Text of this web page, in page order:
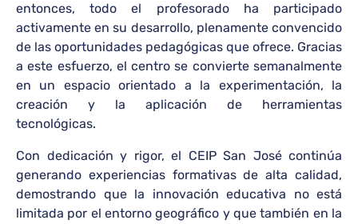
entonces, todo el profesorado ha participado
activamente en su desarrollo, plenamente convencido
de las oportunidades pedagógicas que ofrece. Gracias
a este esfuerzo, el centro se convierte semanalmente
en un espacio orientado a la experimentación, la
creación y la aplicación de herramientas
tecnológicas.
Con dedicación y rigor, el CEIP San José continúa
generando experiencias formativas de alta calidad,
demostrando que la innovación educativa no está
limitada por el entorno geográfico y que también en la